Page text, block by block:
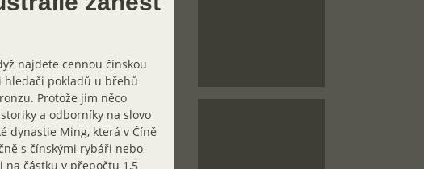
najdete cennou čínskou
hledači pokladů u břehů
Protože jim něco
a odborníky na slovo
dynastie Ming, která v Číně
s čínskými rybáři nebo
na částku v přepočtu 1,5